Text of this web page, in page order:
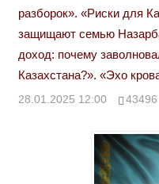
разборок». «Риски для
защищают семью
доход: почему
Казахстана?». «Эхо
28.01.2025 12:00 43496